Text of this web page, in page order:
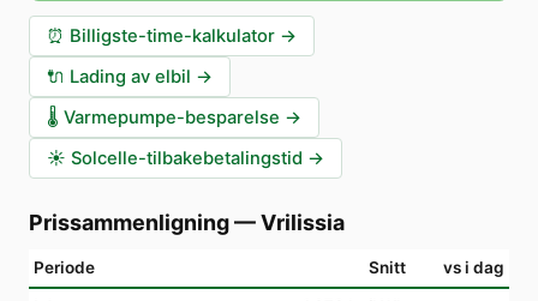
⏰ Billigste-time-kalkulator →
🔌 Lading av elbil →
🌡️ Varmepumpe-besparelse →
☀️ Solcelle-tilbakebetalingstid →
Prissammenligning—Vrilissia
Periode Snitt vs i dag